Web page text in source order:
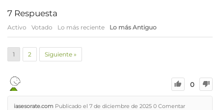
7 Respuesta
Activo Votado Lo más reciente Lo más Antiguo
1 2 Siguiente »
0
iasesorate.com Publicado el 7 de diciembre de 2025 0 Comentar